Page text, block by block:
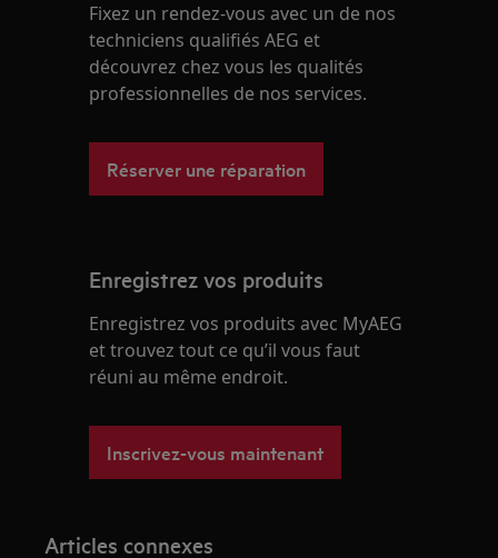
Fixez un rendez-vous avec un de nos
techniciens qualifiés AEG et
découvrez chez vous les qualités
professionnelles de nos services.
Réserver une réparation
Enregistrez vos produits
Enregistrez vos produits avec MyAEG
et trouvez tout ce qu’il vous faut
réuni au même endroit.
Inscrivez-vous maintenant
Articles connexes